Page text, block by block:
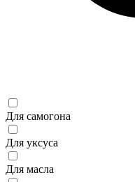
Для самогона
Для уксуса
Для масла